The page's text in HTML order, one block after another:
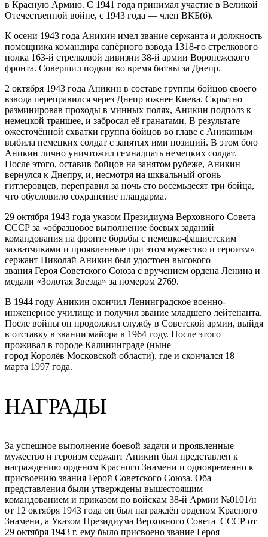
в Красную Армию. С 1941 года принимал участие в Великой
Отечественной войне, с 1943 года — член ВКБ(б).
К осени 1943 года Аникин имел звание сержанта и должность
помощника командира сапёрного взвода 1318-го стрелкового
полка 163-й стрелковой дивизии 38-й армии Воронежского
фронта. Совершил подвиг во время битвы за Днепр.
2 октября 1943 года Аникин в составе группы бойцов своего
взвода переправился через Днепр южнее Киева. Скрытно
разминировав проходы в минных полях, Аникин подполз к
немецкой траншее, и забросал её гранатами. В результате
ожесточённой схватки группа бойцов во главе с Аникиным
выбила немецких солдат с занятых ими позиций. В этом бою
Аникин лично уничтожил семнадцать немецких солдат.
После этого, оставив бойцов на занятом рубеже, Аникин
вернулся к Днепру, и, несмотря на шквальный огонь
гитлеровцев, переправил за ночь сто восемьдесят три бойца,
что обусловило сохранение плацдарма.
29 октября 1943 года указом Президиума Верховного Совета
СССР за «образцовое выполнение боевых заданий
командования на фронте борьбы с немецко-фашистским
захватчиками и проявленные при этом мужество и героизм»
сержант Николай Аникин был удостоен высокого
звания Героя Советского Союза с вручением ордена Ленина и
медали «Золотая Звезда» за номером 2769.
В 1944 году Аникин окончил Ленинградское военно-
инженерное училище и получил звание младшего лейтенанта.
После войны он продолжил службу в Советской армии, выйдя
в отставку в звании майора в 1964 году. После этого
проживал в городе Калининграде (ныне —
город Королёв Московской области), где и скончался 18
марта 1997 года.
НАГРАДЫ
За успешное выполнение боевой задачи и проявленные
мужество и героизм сержант Аникин был представлен к
награждению орденом Красного Знамени и одновременно к
присвоению звания Герой Советского Союза. Оба
представления были утверждены вышестоящим
командованием и приказом по войскам 38-й Армии №0101/н
от 12 октября 1943 года он был награждён орденом Красного
Знамени, а Указом Президиума Верховного Совета СССР от
29 октября 1943 г. ему было присвоено звание Героя